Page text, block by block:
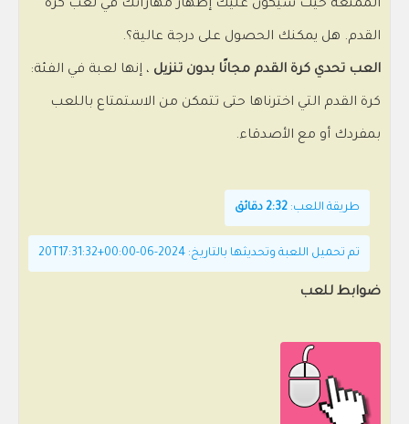
الممتعة حيث سيكون عليك إظهار مهاراتك في لعب كرة
القدم. هل يمكنك الحصول على درجة عالية؟.
العب تحدي كرة القدم مجانًا بدون تنزيل ، إنها لعبة في الفئة:
كرة القدم التي اخترناها حتى تتمكن من الاستمتاع باللعب
بمفردك أو مع الأصدقاء.
طريقة اللعب: 2:32 دقائق
تم تحميل اللعبة وتحديثها بالتاريخ: 2024-06-20T17:31:32+00:00
ضوابط للعب